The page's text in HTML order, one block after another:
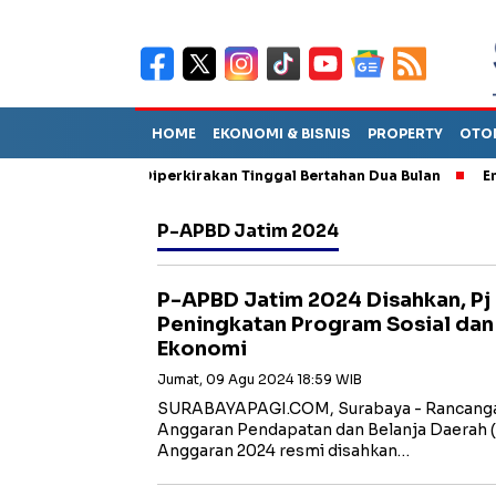
HOME EKONOMI & BISNIS PROPERTY
Sebut TPA Diperkirakan Tinggal Bertahan Dua Bulan
P-APBD Jatim 2024
P-APBD Jatim 2024 Disahkan,
Peningkatan Program Sosial
Ekonomi
Jumat, 09 Agu 2024 18:59 WIB
SURABAYAPAGI.COM, Surabaya -
Anggaran Pendapatan dan Belanja Daerah
Anggaran 2024 resmi disahkan…